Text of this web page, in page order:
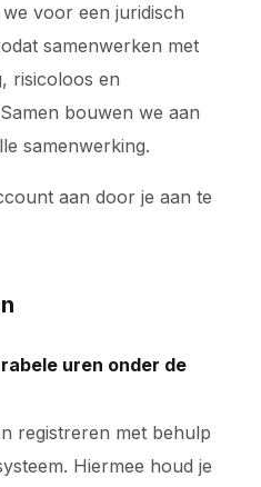
voor een juridisch
samenwerken met
risicoloos en
bouwen we aan
samenwerking.
aan door je aan te
uren onder de
registreren met behulp
Hiermee houd je